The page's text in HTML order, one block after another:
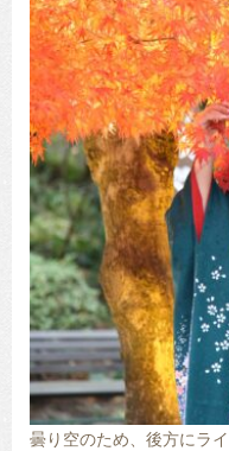
曇り空のため、後方にラ